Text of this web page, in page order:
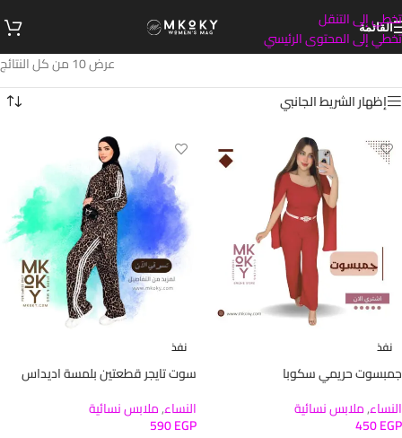
تخطي إلى التنقل
تخطي إلى المحتوى الرئيسي
القائمة
عرض ⁦10⁩ من كل النتائج
إظهار الشريط الجانبي
نفذ
جمبسوت حريمي سكوبا
النساء,ملابس نسائية
450EGP
نفذ
سوت تايجر قطعتين بلمسة اديداس
النساء,ملابس نسائية
590EGP